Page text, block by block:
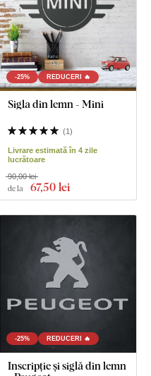
-25% REDUCERI 🔥
Sigla din lemn - Mini
(1)
Livrare estimată în 4 zile
lucrătoare
de la 67,50 lei
90,00 lei
-25% REDUCERI 🔥
Inscripție și siglă din lemn